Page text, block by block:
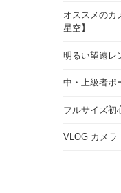
オススメのカ
星空】
明るい望遠レ
中・上級者ポ
フルサイズ初
VLOG カメラ